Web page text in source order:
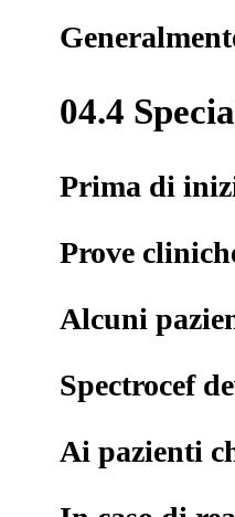
04.4
Prima di
Prove
Alcuni
Spectrocef
Ai pazienti